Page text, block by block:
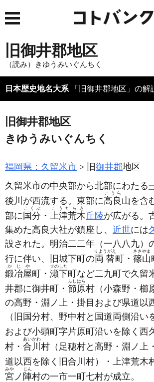
旧御井郡地区
（読み）きゆうみいぐんちく
日本歴史地名大系 「旧御井郡地区」の解
旧御井郡地区
きゆうみいぐんちく
福岡県：久留米市 旧御井郡地区
久留米市の中央部から北部にわたる
後川が西流する。東部に高良
こうら
山を含
部に 国分
こくぶ
・ 上津荒木
こうだらき
丘陵が広がる。
集めた高良大社が鎮座し、 近世には
設された。明治二二年 （一八八九）
行に伴い、旧城下町の両替
りようがえ
町・ 篠山
ささやま
鍛冶屋
かじや
町・ 瀬下
せのした
町など二九町で久留
井郡に御井町・ 節原
ふしはら
村 （小森野・櫛
の高野・淵ノ上・掛目および県道以
（旧国分村、野中村と国道両側沿い
および小頭町字片原町沿いを除く西
村・ 合川
あいかわ
村 （足穂村と高野・淵ノ上
道以西を除く旧合川村）
・上津荒木
宮
みや
ノ 陣
じん
村の一市一町七村が成立。